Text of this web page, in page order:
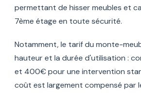
permettant de hisser meubles et
7ème étage en toute sécurité.
Notamment, le tarif du monte-
hauteur et la durée d'utilisation :
et 400€ pour une intervention
coût est largement compensé par